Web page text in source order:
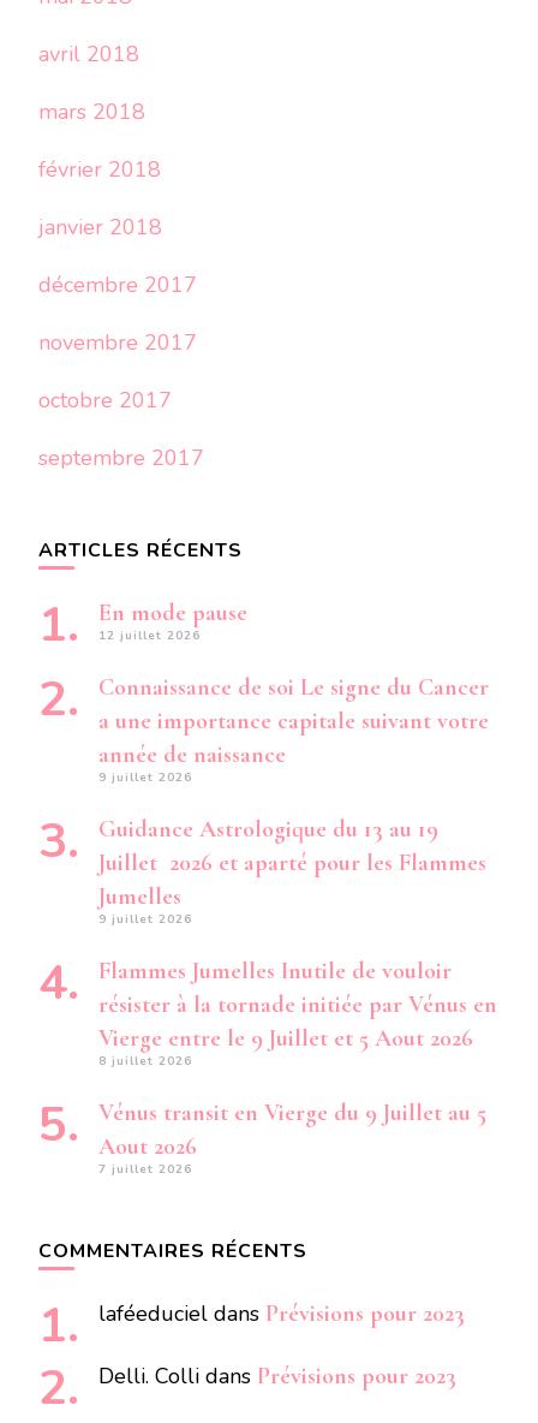
avril 2018
mars 2018
février 2018
janvier 2018
décembre 2017
novembre 2017
octobre 2017
septembre 2017
ARTICLES RÉCENTS
En mode pause
12 juillet 2026
Connaissance de soi Le signe du Cancer
a une importance capitale suivant votre
année de naissance
9 juillet 2026
Guidance Astrologique du 13 au 19
Juillet 2026 et aparté pour les Flammes
Jumelles
9 juillet 2026
Flammes Jumelles Inutile de vouloir
résister à la tornade initiée par Vénus en
Vierge entre le 9 Juillet et 5 Aout 2026
8 juillet 2026
Vénus transit en Vierge du 9 Juillet au 5
Aout 2026
7 juillet 2026
COMMENTAIRES RÉCENTS
laféeduciel dans Prévisions pour 2023
Delli. Colli dans Prévisions pour 2023